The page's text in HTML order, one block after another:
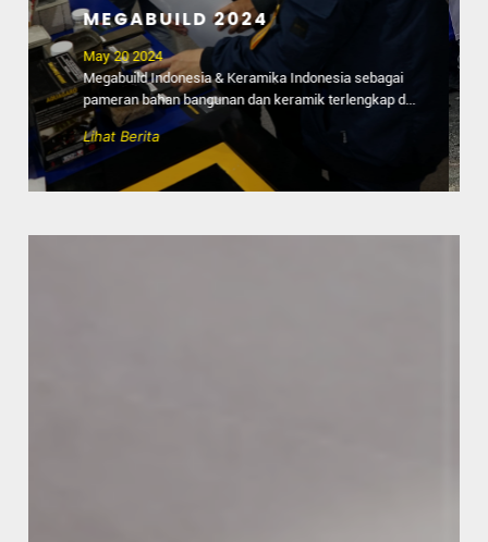
April 05 2024
Ramadan merupakan bulan yang penuh makna dan
memiliki keistimewaan tersendiri. Salah satu nilai
yang...
Lihat Berita